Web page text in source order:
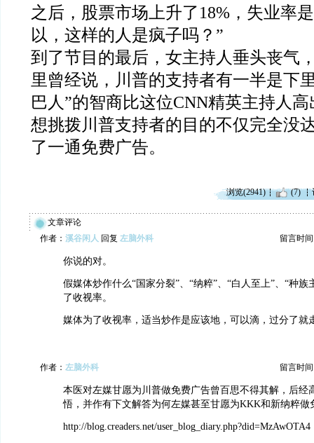
之后，股票市场上升了18%，失业率
以，这样的人是疯子吗？”
到了节目的最后，女主持人垂头丧气
里曾经说，川普的支持者有一半是下
巴人”的智商比这位CNN精英主持人
想挑拨川普支持者的目的不仅完全没
了一通免费广告。
浏览(2941) (7)
文章评论
作者： 溪谷闲人 回复 左脑外科 留言时间
你说的对。
假媒体炒作什么“国家分裂”、“纳粹”、“白人至上”、“种族
了收视率。
媒体为了收视率，适当炒作是应该地，可以滴，过分了就
作者： 左脑外科 留言时间
本医对左媒甘愿为川普做免费广告曾百思不得其解，后经
悟，并作有下文解答为何左媒甚至甘愿为KKK和新纳粹做
http://blog.creaders.net/user_blog_diary.php?did=MzAwOTA4